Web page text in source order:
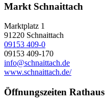
Markt Schnaittach
Marktplatz 1
91220 Schnaittach
09153 409-0
09153 409-170
info@schnaittach.de
www.schnaittach.de/
Öffnungszeiten Rathaus